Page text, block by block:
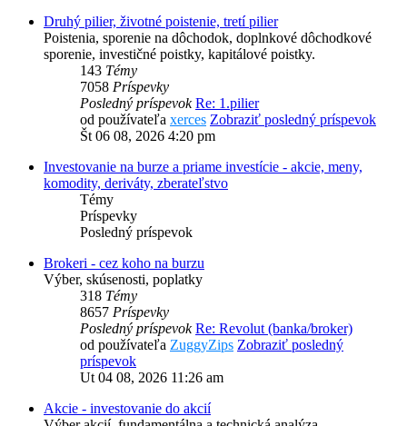
Druhý pilier, životné poistenie, tretí pilier
Poistenia, sporenie na dôchodok, doplnkové dôchodkové
sporenie, investičné poistky, kapitálové poistky.
143 Témy
7058 Príspevky
Posledný príspevok Re: 1.pilier
od používateľa xerces Zobraziť posledný príspevok
Št 06 08, 2026 4:20 pm
Investovanie na burze a priame investície - akcie, meny,
komodity, deriváty, zberateľstvo
Témy
Príspevky
Posledný príspevok
Brokeri - cez koho na burzu
Výber, skúsenosti, poplatky
318 Témy
8657 Príspevky
Posledný príspevok Re: Revolut (banka/broker)
od používateľa ZuggyZips Zobraziť posledný
príspevok
Ut 04 08, 2026 11:26 am
Akcie - investovanie do akcií